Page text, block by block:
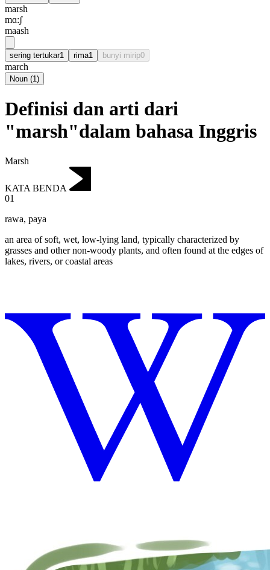
marsh
mɑ:ʃ
maash
sering tertukar1 rima1 bunyi mirip0
march
Noun (1)
Definisi dan arti dari
"marsh"dalam bahasa Inggris
Marsh
KATA BENDA
01
rawa, paya
an area of soft, wet, low-lying land, typically characterized by
grasses and other non-woody plants, and often found at the edges of
lakes, rivers, or coastal areas